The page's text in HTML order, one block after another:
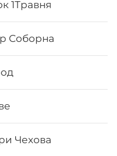
1Травня
Соборна
Чехова